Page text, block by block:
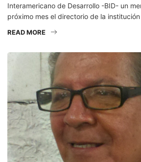
Interamericano de Desarrollo -BID- un
próximo mes el directorio de la
READ MORE